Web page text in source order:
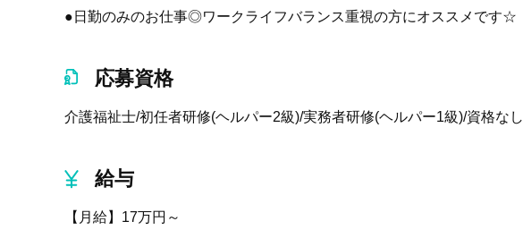
●日勤のみのお仕事◎ワークライフバランス重視の方にオススメです☆
応募資格
介護福祉士/初任者研修(ヘルパー2級)/実務者研修(ヘルパー1級)/資格なし
給与
【月給】17万円～